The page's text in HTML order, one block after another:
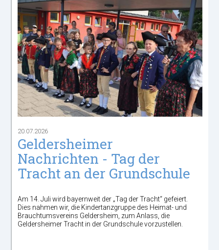
20.07.2026
Geldersheimer
Nachrichten - Tag der
Tracht an der Grundschule
Am 14. Juli wird bayernweit der „Tag der Tracht“ gefeiert.
Dies nahmen wir, die Kindertanzgruppe des Heimat- und
Brauchtumsvereins Geldersheim, zum Anlass, die
Geldersheimer Tracht in der Grundschule vorzustellen.